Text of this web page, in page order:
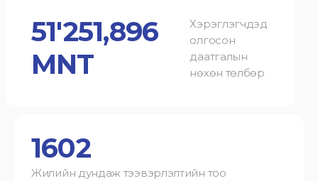
51'251,896
MNT
Хэрэглэгчдэд
олгосон
даатгалын
нөхөн төлбөр
1602
Жилийн дундаж тээвэрлэлтийн тоо